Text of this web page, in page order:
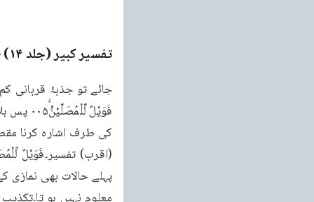
تفسیر کبیر (جلد ۱۴)
جائے تو جذبۂ قربانی
کی طرف اشارہ کرنا